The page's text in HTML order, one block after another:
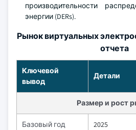
производительности
энергии (DERs).
Рынок виртуальных
отчета
Ключевой
вывод
Детали
Размер и рост
Базовый год 2025